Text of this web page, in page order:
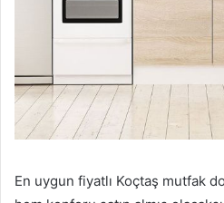
En uygun fiyatlı Koçtaş mutfak